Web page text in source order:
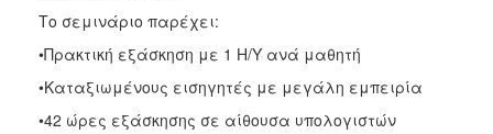
Το σεμινάριο παρέχει:
•Πρακτική εξάσκηση με 1 H/Y ανά μαθητή
•Καταξιωμένους εισηγητές με μεγάλη εμπειρία
•42 ώρες εξάσκησης σε αίθουσα υπολογιστών